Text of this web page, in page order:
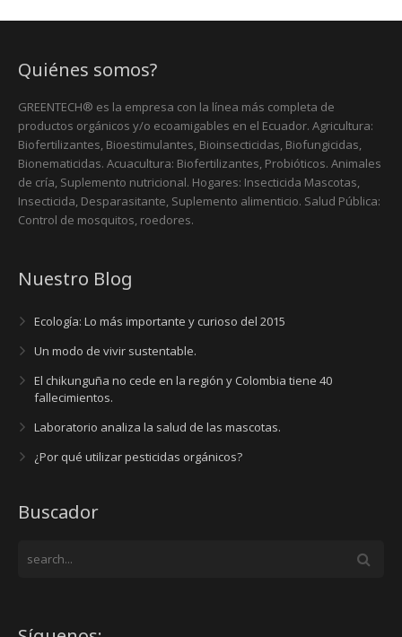
Quiénes somos?
GREENTECH® es la empresa con la línea más completa de
productos orgánicos y/o ecoamigables en el Ecuador. Agricultura:
Biofertilizantes, Bioestimulantes, Bioinsecticidas, Biofungicidas,
Bionematicidas. Acuacultura: Biofertilizantes, Probióticos. Animales
de cría, Suplemento nutricional. Hogares: Insecticida Mascotas,
Insecticida, Desparasitante, Suplemento alimenticio. Salud Pública:
Control de mosquitos, roedores.
Nuestro Blog
Ecología: Lo más importante y curioso del 2015
Un modo de vivir sustentable.
El chikunguña no cede en la región y Colombia tiene 40
fallecimientos.
Laboratorio analiza la salud de las mascotas.
¿Por qué utilizar pesticidas orgánicos?
Buscador